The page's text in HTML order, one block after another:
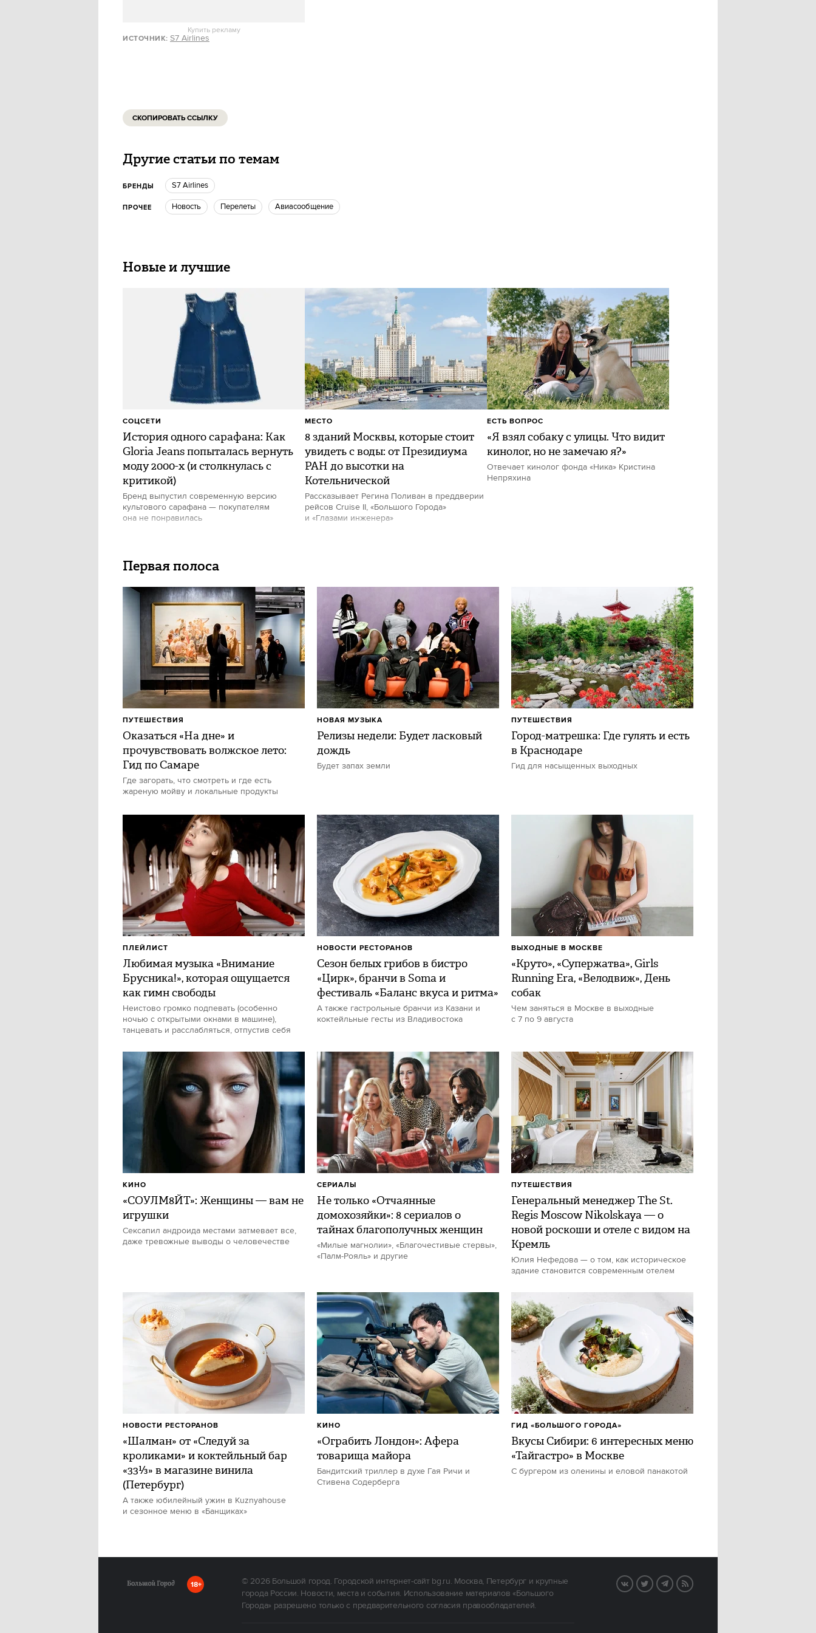
Купить рекламу
ИСТОЧНИК: S7 Airlines
СКОПИРОВАТЬ ССЫЛКУ
Другие статьи по темам
БРЕНДЫ S7 Airlines
ПРОЧЕЕ Новость перелеты авиасообщение
Новые и лучшие
История одного сарафана: Как
Gloria Jeans попыталась вернуть
моду 2000-х (и столкнулась с
критикой)
Бренд выпустил современную версию
культового сарафана — покупателям
она не понравилась
СОЦСЕТИ
8 зданий Москвы, которые стоит
увидеть с воды: от Президиума
РАН до высотки на
Котельнической
Рассказывает Регина Поливан в преддверии
рейсов Cruise II, «Большого Города»
и «Глазами инженера»
МЕСТО
«Я взял собаку с улицы. Что видит
кинолог, но не замечаю я?»
Отвечает кинолог фонда «Ника» Кристина
Непряхина
ЕСТЬ ВОПРОС
Первая полоса
Оказаться «На дне» и
прочувствовать волжское лето:
Гид по Самаре
Где загорать, что смотреть и где есть
жареную мойву и локальные продукты
ПУТЕШЕСТВИЯ
Релизы недели: Будет ласковый
дождь
Будет запах земли
НОВАЯ МУЗЫКА
Город-матрешка: Где гулять и есть
в Краснодаре
Гид для насыщенных выходных
ПУТЕШЕСТВИЯ
Любимая музыка «Внимание
Брусника!», которая ощущается
как гимн свободы
Неистово громко подпевать (особенно
ночью с открытыми окнами в машине),
танцевать и расслабляться, отпустив себя
ПЛЕЙЛИСТ
Сезон белых грибов в бистро
«Цирк», бранчи в Soma и
фестиваль «Баланс вкуса и ритма»
А также гастрольные бранчи из Казани и
коктейльные гесты из Владивостока
НОВОСТИ РЕСТОРАНОВ
«Круто», «Супержатва», Girls
Running Era, «Велодвиж», День
собак
Чем заняться в Москве в выходные
с 7 по 9 августа
ВЫХОДНЫЕ В МОСКВЕ
«СОУЛМ8ЙТ»: Женщины — вам не
игрушки
Сексапил андроида местами затмевает все,
даже тревожные выводы о человечестве
КИНО
Не только «Отчаянные
домохозяйки»: 8 сериалов о
тайнах благополучных женщин
«Милые магнолии», «Благочестивые стервы»,
«Палм-Рояль» и другие
СЕРИАЛЫ
Генеральный менеджер The St.
Regis Moscow Nikolskaya — о
новой роскоши и отеле с видом на
Кремль
Юлия Нефедова — о том, как историческое
здание становится современным отелем
ПУТЕШЕСТВИЯ
«Шалман» от «Следуй за
кроликами» и коктейльный бар
«33⅓» в магазине винила
(Петербург)
А также юбилейный ужин в Kuznyahouse
и сезонное меню в «Банщиках»
НОВОСТИ РЕСТОРАНОВ
«Ограбить Лондон»: Афера
товарища майора
Бандитский триллер в духе Гая Ричи и
Стивена Содерберга
КИНО
Вкусы Сибири: 6 интересных меню
«Тайгастро» в Москве
С бургером из оленины и еловой панакотой
ГИД «БОЛЬШОГО ГОРОДА»
18+ © 2026Большой город. Городской интернет-сайт bg.ru. Москва, Петербург и крупные
города России. Новости, места и события. Использование материалов «Большого
Города» разрешено только с предварительного согласия правообладателей.
VK TwitterTelegram
RSS